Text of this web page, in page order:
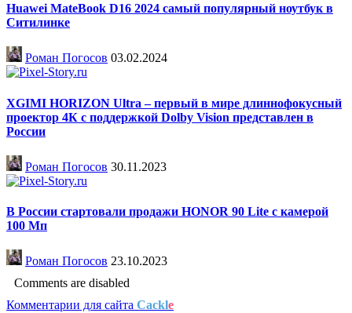
Huawei MateBook D16 2024 самый популярный ноутбук в
Ситилинке
Роман Погосов 03.02.2024
XGIMI HORIZON Ultra – первый в мире длиннофокусный
проектор 4К с поддержкой Dolby Vision представлен в
России
Роман Погосов 30.11.2023
В России стартовали продажи HONOR 90 Lite с камерой
100 Мп
Роман Погосов 23.10.2023
Comments are disabled
Комментарии для сайта Cackle